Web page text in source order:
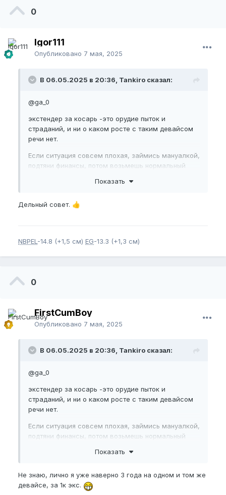
0
Igor111
Опубликовано 7 мая, 2025
В 06.05.2025 в 20:36, Tankiro сказал:
@ga_0
экстендер за косарь -это орудие пыток и
страданий, и ни о каком росте с таким девайсом
речи нет.
Если ситуация совсем плохая, займись мануалкой,
подтяни финансы, потом возьмешь нормальный
будешь заниматься как белый человек.
Показать
Дельный совет. 👍
NBPEL -14.8 (+1,5 см) EG-13.3 (+1,3 см)
0
FirstCumBoy
Опубликовано 7 мая, 2025
В 06.05.2025 в 20:36, Tankiro сказал:
@ga_0
экстендер за косарь -это орудие пыток и
страданий, и ни о каком росте с таким девайсом
речи нет.
Если ситуация совсем плохая, займись мануалкой,
подтяни финансы, потом возьмешь нормальный
будешь заниматься как белый человек.
Показать
Не знаю, лично я уже наверно 3 года на одном и том же
девайсе, за 1к экс.